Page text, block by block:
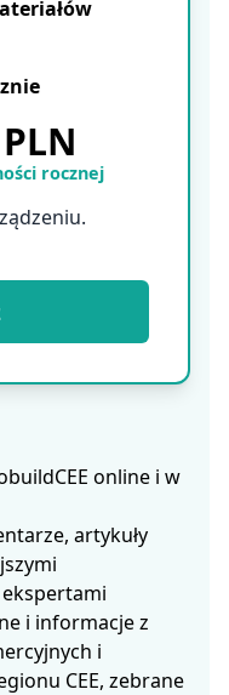
rocznej
online i w
artykuły
i informacje z
i
CEE, zebrane